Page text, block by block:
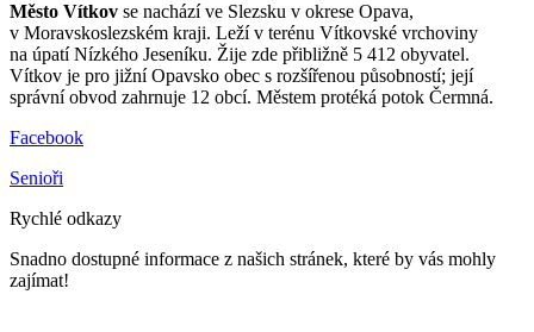
Město Vítkov se nachází ve Slezsku v okrese Opava,
v Moravskoslezském kraji. Leží v terénu Vítkovské vrchoviny
na úpatí Nízkého Jeseníku. Žije zde přibližně 5 412 obyvatel.
Vítkov je pro jižní Opavsko obec s rozšířenou působností; její
správní obvod zahrnuje 12 obcí. Městem protéká potok Čermná.
Facebook
Senioři
Rychlé odkazy
Snadno dostupné informace z našich stránek, které by vás mohly
zajímat!